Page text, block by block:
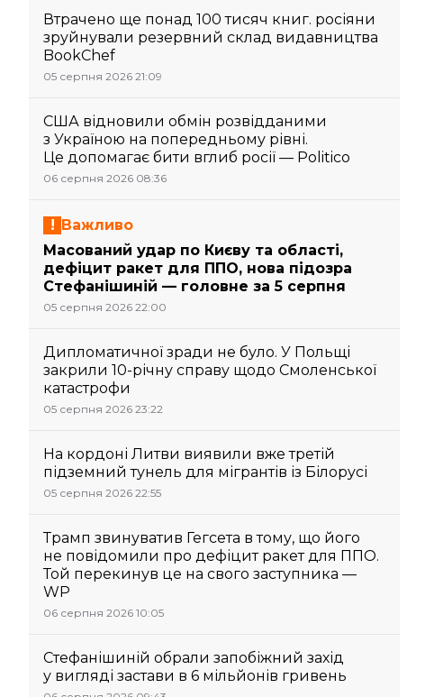
Втрачено ще понад 100 тисяч книг. росіяни
зруйнували резервний склад видавництва
BookChef
05 серпня 2026 21:09
США відновили обмін розвідданими
з Україною на попередньому рівні.
Це допомагає бити вглиб росії — Politico
06 серпня 2026 08:36
Важливо
Масований удар по Києву та області,
дефіцит ракет для ППО, нова підозра
Стефанішиній — головне за 5 серпня
05 серпня 2026 22:00
Дипломатичної зради не було. У Польщі
закрили 10-річну справу щодо Смоленської
катастрофи
05 серпня 2026 23:22
На кордоні Литви виявили вже третій
підземний тунель для мігрантів із Білорусі
05 серпня 2026 22:55
Трамп звинуватив Гегсета в тому, що його
не повідомили про дефіцит ракет для ППО.
Той перекинув це на свого заступника —
WP
06 серпня 2026 10:05
Стефанішиній обрали запобіжний захід
у вигляді застави в 6 мільйонів гривень